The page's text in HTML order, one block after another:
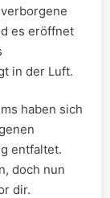
es‍ eröffnet
in der​ Luft.
haben sich
entfaltet.
⁣doch nun
dir.